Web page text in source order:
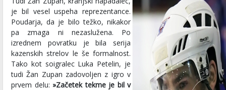
je bil vesel uspeha reprezentance.
Poudarja, da je bilo težko, nikakor
pa zmaga ni nezaslužena. Po
izrednem povratku je bila serija
kazenskih strelov le še formalnost.
Tako kot soigralec Luka Petelin, je
tudi Žan Zupan zadovoljen z igro v
prvem delu: »Začetek tekme je bil v